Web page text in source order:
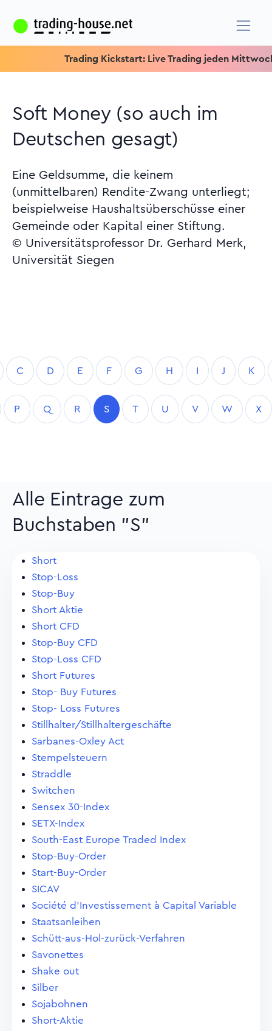
Trading Kickstart: Live Trading jeden Mittwoch um
Soft Money (so auch im
Deutschen gesagt)
Eine Geldsumme, die keinem
(unmittelbaren) Rendite-Zwang unterliegt;
beispielweise Haushaltsüberschüsse einer
Gemeinde oder Kapital einer Stiftung.
© Universitätsprofessor Dr. Gerhard Merk,
Universität Siegen
C D E F G H I J K
P Q R S T U V W X
Alle Eintrage zum
Buchstaben "S"
Short
Stop-Loss
Stop-Buy
Short Aktie
Short CFD
Stop-Buy CFD
Stop-Loss CFD
Short Futures
Stop- Buy Futures
Stop- Loss Futures
Stillhalter/Stillhaltergeschäfte
Sarbanes-Oxley Act
Stempelsteuern
Straddle
Switchen
Sensex 30-Index
SETX-Index
South-East Europe Traded Index
Stop-Buy-Order
Start-Buy-Order
SICAV
Société d'Investissement à Capital Variable
Staatsanleihen
Schütt-aus-Hol-zurück-Verfahren
Savonettes
Shake out
Silber
Sojabohnen
Short-Aktie